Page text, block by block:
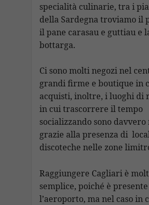
specialità culinarie, tra i
della Sardegna troviamo il
il pane carasau e guttiau e
bottarga.
Ci sono molti negozi nel
grandi firme e boutique in
acquisti, inoltre, i luoghi di
in cui trascorrere il tempo
socializzando sono
grazie alla presenza di
discoteche nelle zone
Raggiungere Cagliari è
semplice, poiché è presente
l’aeroporto, ma nel caso in